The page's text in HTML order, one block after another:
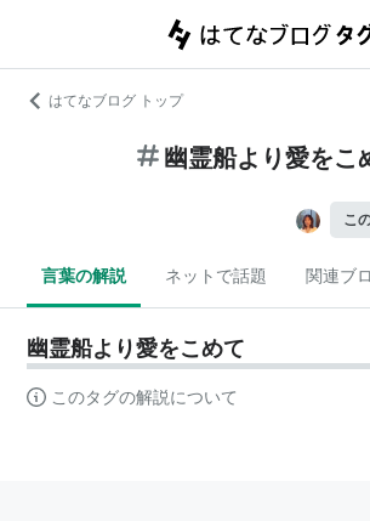
はてなブログ トップ
幽霊船より愛をこ
こ
言葉の解説 ネットで話題 関連ブ
幽霊船より愛をこめて
このタグの解説について